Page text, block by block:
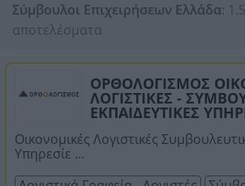
Σύμβουλοι Επιχειρήσεων Ελλάδα:
αποτελέσματα
ΟΡΘΟΛΟΓΙΣΜΟΣ
ΛΟΓΙΣΤΙΚΕΣ -
ΕΚΠΑΙΔΕΥΤΙΚΕΣ
Οικονομικές Λογιστικές
Υπηρεσίε ...